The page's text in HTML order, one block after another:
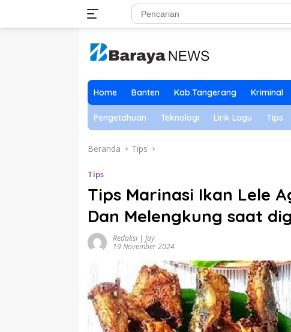
Home Banten Kab.Tangerang Kriminal
Pengetahuan Teknologi Lirik Lagu Tips
Beranda Tips
Tips
Tips Marinasi Ikan Lele
Dan Melengkung saat
Redaksi | Jay
19 November 2024